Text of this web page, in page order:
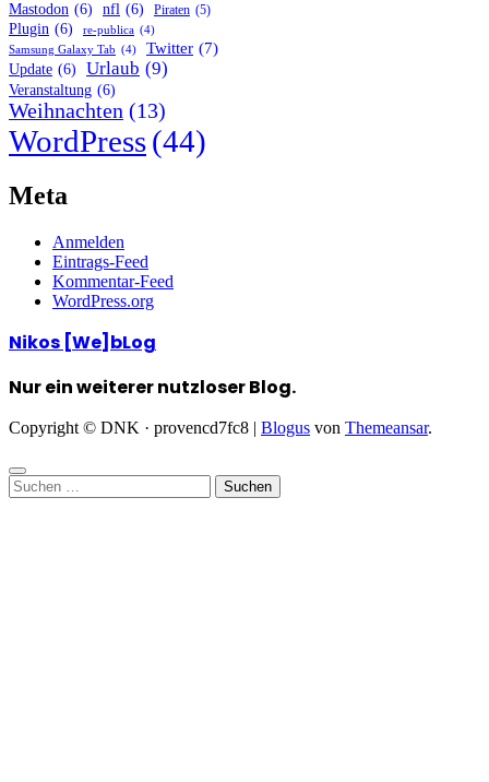
Mastodon (6) nfl (6) Piraten (5)
Plugin (6) re-publica (4)
Samsung Galaxy Tab (4) Twitter (7)
Update (6) Urlaub (9)
Veranstaltung (6)
Weihnachten (13)
WordPress(44)
Meta
Anmelden
Eintrags-Feed
Kommentar-Feed
WordPress.org
Nikos [We]bLog
Nur ein weiterer nutzloser Blog.
Copyright © DNK · provencd7fc8 | Blogus von Themeansar.
Suchen
nach: